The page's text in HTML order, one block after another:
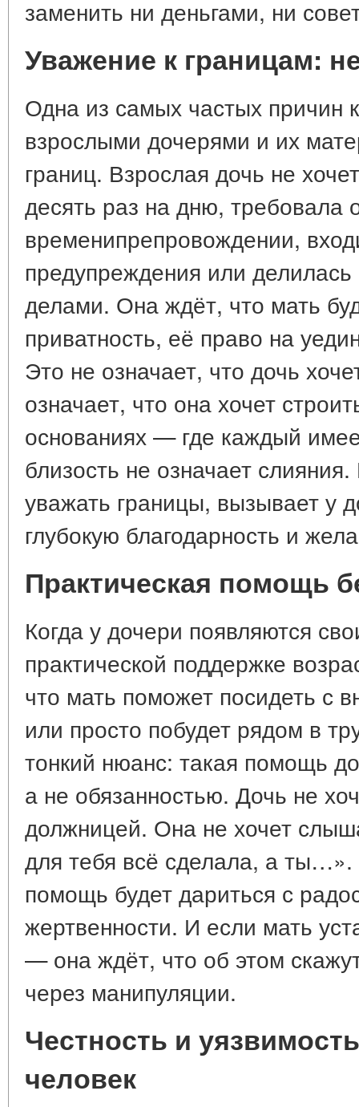
заменить ни деньгами, ни
Уважение к границам:
Одна из самых частых причин
взрослыми дочерями и их
границ. Взрослая дочь не
десять раз на дню, требовала
временипрепровождении,
предупреждения или
делами. Она ждёт, что мать
приватность, её право на
Это не означает, что дочь
означает, что она хочет
основаниях — где каждый
близость не означает
уважать границы, вызывает у
глубокую благодарность и
Практическая помощь
Когда у дочери появляются
практической поддержке
что мать поможет посидеть с
или просто побудет рядом в
тонкий нюанс: такая помощь
а не обязанностью. Дочь не
должницей. Она не хочет
для тебя всё сделала, а
помощь будет дариться с
жертвенности. И если мать
— она ждёт, что об этом
через манипуляции.
Честность и
человек